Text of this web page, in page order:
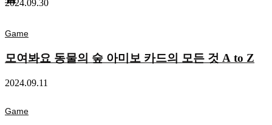
2024.09.30
Game
모여봐요 동물의 숲 아미보 카드의 모든 것 A to Z
2024.09.11
Game